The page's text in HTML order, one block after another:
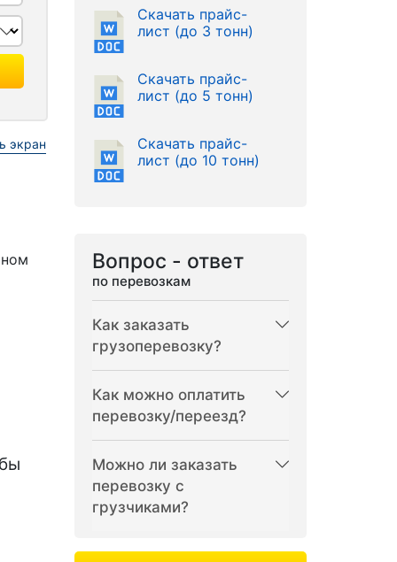
экран
Скачать прайс-
лист (до 3 тонн)
Скачать прайс-
лист (до 5 тонн)
Скачать прайс-
лист (до 10 тонн)
Вопрос - ответ
по перевозкам
Как заказать
грузоперевозку?
Как можно оплатить
перевозку/переезд?
Можно ли заказать
перевозку с
грузчиками?